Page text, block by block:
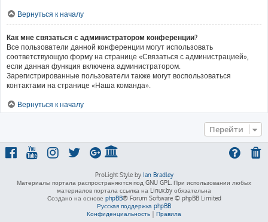
Вернуться к началу
Как мне связаться с администратором конференции?
Все пользователи данной конференции могут использовать
соответствующую форму на странице «Связаться с администрацией»,
если данная функция включена администратором.
Зарегистрированные пользователи также могут воспользоваться
контактами на странице «Наша команда».
Вернуться к началу
Перейти
ProLight Style by Ian Bradley
Материалы портала распространяются под GNU GPL. При использовании любых
материалов портала ссылка на Linux.by обязательна
Создано на основе phpBB® Forum Software © phpBB Limited
Русская поддержка phpBB
Конфиденциальность | Правила